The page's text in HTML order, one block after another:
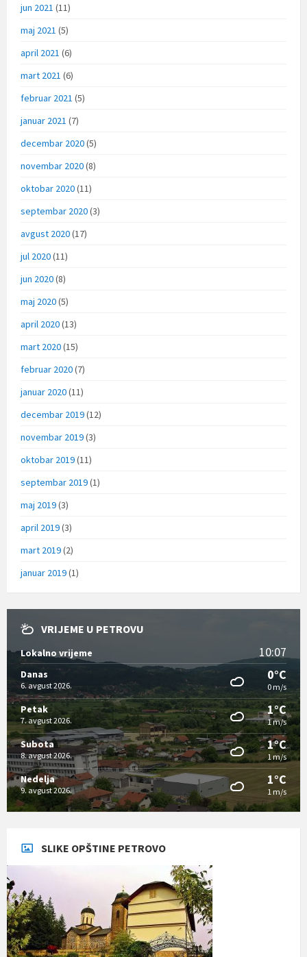
jun 2021 (11)
maj 2021 (5)
april 2021 (6)
mart 2021 (6)
februar 2021 (5)
januar 2021 (7)
decembar 2020(5)
novembar 2020(8)
oktobar 2020(11)
septembar 2020(3)
avgust 2020(17)
jul 2020(11)
jun 2020(8)
maj 2020(5)
april 2020(13)
mart 2020(15)
februar 2020(7)
januar 2020(11)
decembar 2019(12)
novembar 2019(3)
oktobar 2019(11)
septembar 2019(1)
maj 2019(3)
april 2019(3)
mart 2019(2)
januar 2019(1)
VRIJEME U PETROVU
Lokalno vrijeme 10:07
Danas
6. avgust 2026.
0°C
0 m/s
Petak
7. avgust 2026.
1°C
1 m/s
Subota
8. avgust 2026.
1°C
1 m/s
Nedelja
9. avgust 2026.
1°C
1 m/s
SLIKE OPŠTINE PETROVO